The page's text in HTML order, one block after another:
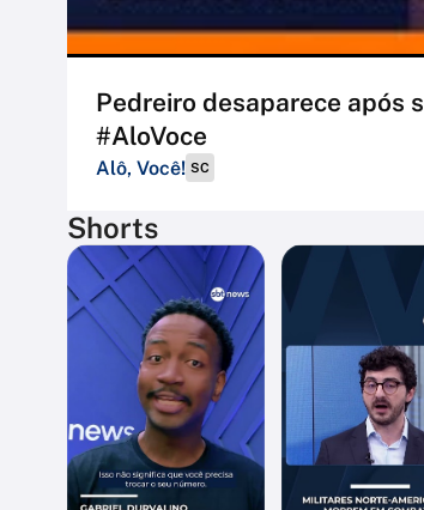
Pedreiro desaparece após
#AloVoce
Alô, Você! SC
Shorts